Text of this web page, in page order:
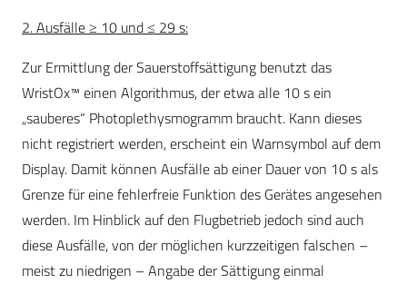
2. Ausfälle ≥ 10 und ≤ 29 s:
Zur Ermittlung der Sauerstoffsättigung benutzt das
WristOx™ einen Algorithmus, der etwa alle 10 s ein
„sauberes“ Photoplethysmogramm braucht. Kann dieses
nicht registriert werden, erscheint ein Warnsymbol auf dem
Display. Damit können Ausfälle ab einer Dauer von 10 s als
Grenze für eine fehlerfreie Funktion des Gerätes angesehen
werden. Im Hinblick auf den Flugbetrieb jedoch sind auch
diese Ausfälle, von der möglichen kurzzeitigen falschen –
meist zu niedrigen – Angabe der Sättigung einmal